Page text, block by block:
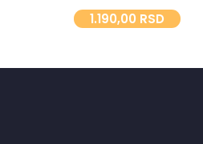
1.190,00 RSD